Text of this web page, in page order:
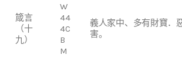
箴言
（十
九）
W
44
4C
B
M
義人家中、多有財寶．
害。